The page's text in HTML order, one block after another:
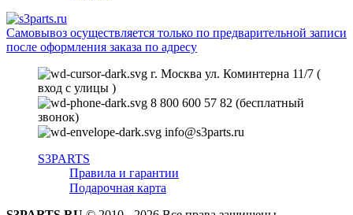
Самовывоз осуществляется только по предварительной записи
после оформления заказа по адресу
г. Москва ул. Коминтерна 11/7 (
вход с улицы )
8 800 600 57 82 (бесплатный
звонок)
info@s3parts.ru
S3PARTS
Правила и гарантии
Подарочная карта